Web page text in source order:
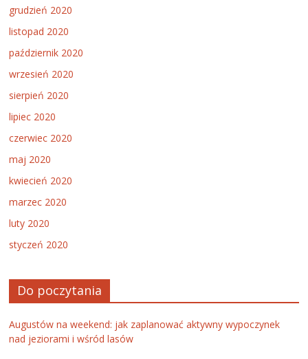
grudzień 2020
listopad 2020
październik 2020
wrzesień 2020
sierpień 2020
lipiec 2020
czerwiec 2020
maj 2020
kwiecień 2020
marzec 2020
luty 2020
styczeń 2020
Do poczytania
Augustów na weekend: jak zaplanować aktywny wypoczynek
nad jeziorami i wśród lasów